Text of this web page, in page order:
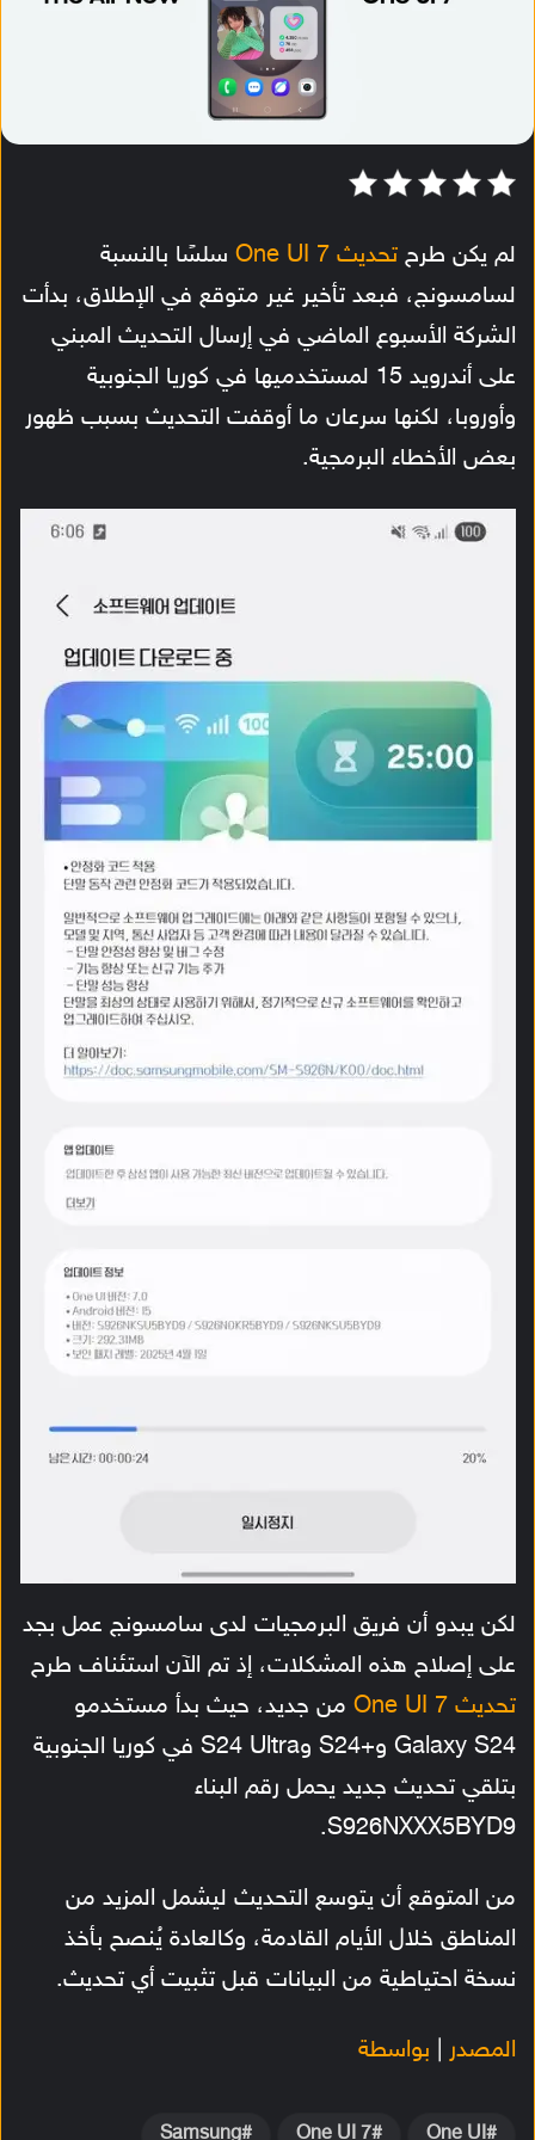
لم يكن طرح تحديث One UI 7
سلسًا بالنسبة
لسامسونج، فبعد تأخير غير متوقع في الإطلاق، بدأت
الشركة الأسبوع الماضي في إرسال التحديث المبني
على أندرويد 15 لمستخدميها في كوريا الجنوبية
وأوروبا، لكنها سرعان ما أوقفت التحديث بسبب ظهور
بعض الأخطاء البرمجية.
لكن يبدو أن فريق البرمجيات لدى سامسونج عمل بجد
على إصلاح هذه المشكلات، إذ تم الآن استئناف طرح
تحديث One UI 7
من جديد، حيث بدأ مستخدمو
Galaxy S24 و+S24 وS24 Ultra في كوريا الجنوبية
بتلقي تحديث جديد يحمل رقم البناء
S926NXXX5BYD9.
من المتوقع أن يتوسع التحديث ليشمل المزيد من
المناطق خلال الأيام القادمة، وكالعادة يُنصح بأخذ
نسخة احتياطية من البيانات قبل تثبيت أي تحديث.
المصدر بواسطة
One UI
One UI 7
Samsung